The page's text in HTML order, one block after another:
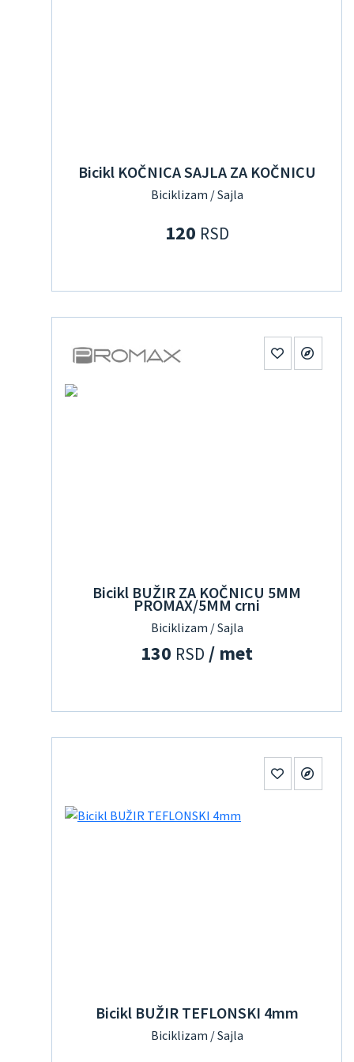
Bicikl KOČNICA SAJLA ZA KOČNICU
Biciklizam / Sajla
120 RSD
Bicikl BUŽIR ZA KOČNICU 5MM
PROMAX/5MM crni
Biciklizam / Sajla
130 RSD / met
Bicikl BUŽIR TEFLONSKI 4mm
Biciklizam / Sajla